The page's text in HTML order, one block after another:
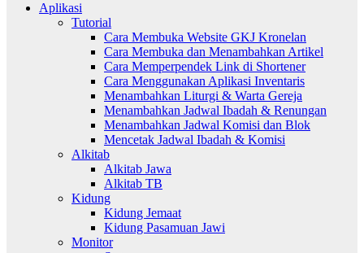
Aplikasi
Tutorial
Cara Membuka Website GKJ Kronelan
Cara Membuka dan Menambahkan Artikel
Cara Memperpendek Link di Shortener
Cara Menggunakan Aplikasi Inventaris
Menambahkan Liturgi & Warta Gereja
Menambahkan Jadwal Ibadah & Renungan
Menambahkan Jadwal Komisi dan Blok
Mencetak Jadwal Ibadah & Komisi
Alkitab
Alkitab Jawa
Alkitab TB
Kidung
Kidung Jemaat
Kidung Pasamuan Jawi
Monitor